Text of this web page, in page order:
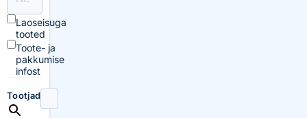
Laoseisuga
tooted
Toote- ja
pakkumise
infost
Tootjad